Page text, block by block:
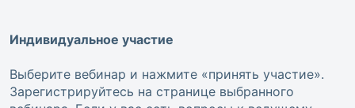
Индивидуальное участие
Выберите вебинар и нажмите «принять участие».
Зарегистрируйтесь на странице выбранного